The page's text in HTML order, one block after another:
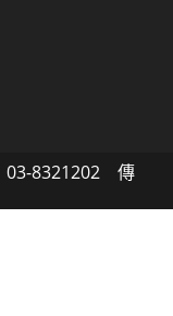
03-8321202 傳